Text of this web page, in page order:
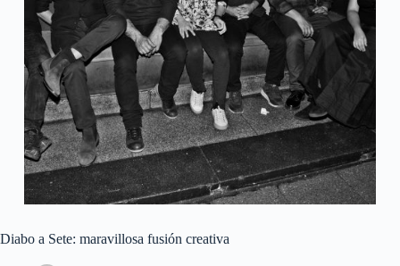
Diabo a Sete: maravillosa fusión creativa